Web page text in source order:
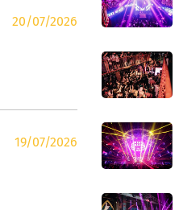
20/07/2026
19/07/2026